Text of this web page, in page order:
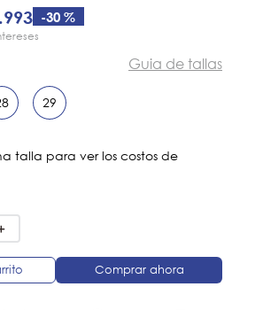
993 -30 %
Guia de tallas
29
talla para ver los costos de
Comprar ahora